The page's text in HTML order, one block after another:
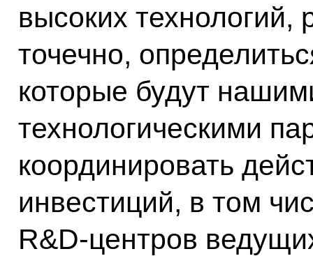
высоких технологий,
точечно,
которые будут
технологическими
координировать
инвестиций, в том
R&D-центров